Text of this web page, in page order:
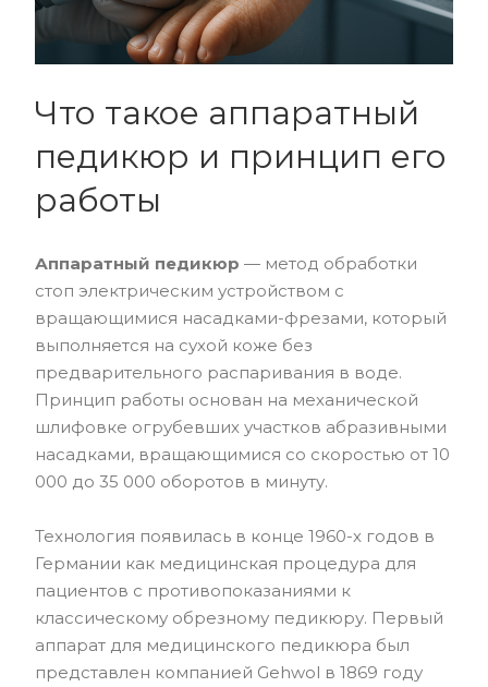
Что такое аппаратный
педикюр и принцип его
работы
Аппаратный педикюр — метод обработки
стоп электрическим устройством с
вращающимися насадками-фрезами, который
выполняется на сухой коже без
предварительного распаривания в воде.
Принцип работы основан на механической
шлифовке огрубевших участков абразивными
насадками, вращающимися со скоростью от 10
000 до 35 000 оборотов в минуту.
Технология появилась в конце 1960-х годов в
Германии как медицинская процедура для
пациентов с противопоказаниями к
классическому обрезному педикюру. Первый
аппарат для медицинского педикюра был
представлен компанией Gehwol в 1869 году